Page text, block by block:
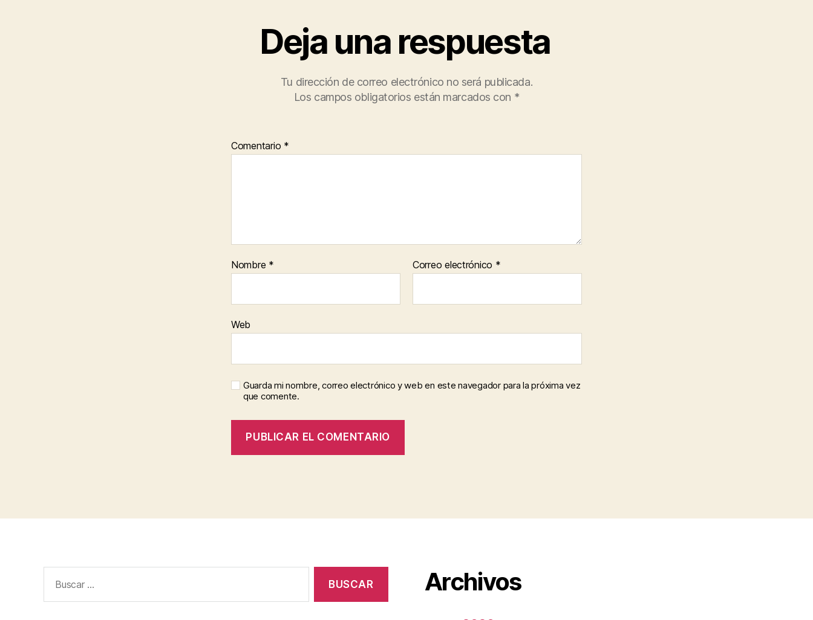
Deja una respuesta
Tu dirección de correo electrónico no será publicada.
Los campos obligatorios están marcados con *
Comentario *
Nombre * Correo electrónico *
Web
Guarda mi nombre, correo electrónico y web en este navegador para la próxima vez
que comente.
Archivos